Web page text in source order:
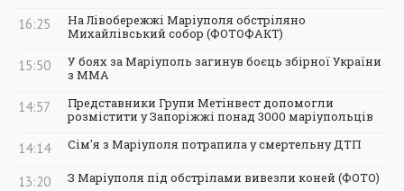
16:25
На Лівобережжі Маріуполя обстріляно
Михайлівський собор (ФОТОФАКТ)
15:50
У боях за Маріуполь загинув боєць збірної України
з ММА
14:57
Представники Групи Метінвест допомогли
розмістити у Запоріжжі понад 3000 маріупольців
14:14 Сім'я з Маріуполя потрапила у смертельну ДТП
13:20 З Маріуполя під обстрілами вивезли коней (ФОТО)